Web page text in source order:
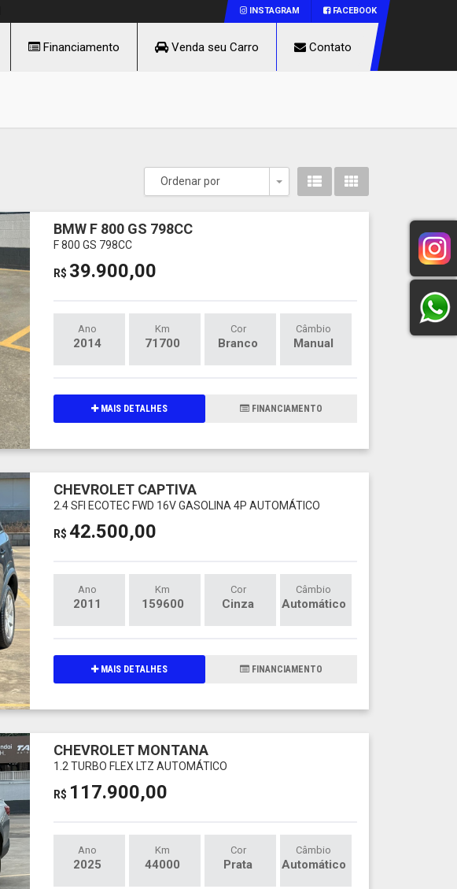
INSTAGRAM FACEBOOK
Financiamento Venda seu Carro Contato
Ordenar por
Toggle Dropdown
BMW F 800 GS 798CC
F 800 GS 798CC
R$ 39.900,00
Ano
2014
Km
71700
Cor
Branco
Câmbio
Manual
MAIS DETALHES FINANCIAMENTO
CHEVROLET CAPTIVA
2.4 SFI ECOTEC FWD 16V GASOLINA 4P AUTOMÁTICO
R$ 42.500,00
Ano
2011
Km
159600
Cor
Cinza
Câmbio
Automático
MAIS DETALHES FINANCIAMENTO
CHEVROLET MONTANA
1.2 TURBO FLEX LTZ AUTOMÁTICO
R$ 117.900,00
Ano
2025
Km
44000
Cor
Prata
Câmbio
Automático